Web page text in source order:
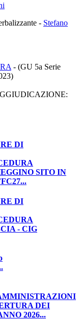
- Stefano
- (GU 5a Serie
DI
SITO IN
DI
- CIG
DEI
2026...